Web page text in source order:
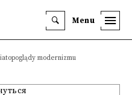
Menu
modernizmu